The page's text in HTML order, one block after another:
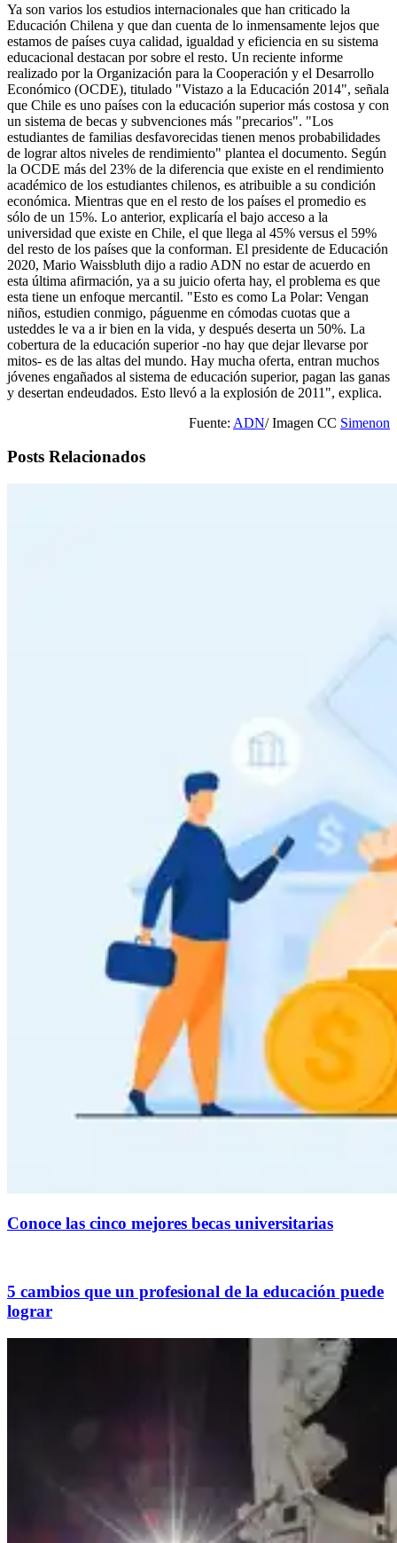
Ya son varios los estudios internacionales que han criticado la
Educación Chilena y que dan cuenta de lo inmensamente lejos que
estamos de países cuya calidad, igualdad y eficiencia en su sistema
educacional destacan por sobre el resto. Un reciente informe
realizado por la Organización para la Cooperación y el Desarrollo
Económico (OCDE), titulado "Vistazo a la Educación 2014", señala
que Chile es uno países con la educación superior más costosa y con
un sistema de becas y subvenciones más "precarios". "Los
estudiantes de familias desfavorecidas tienen menos probabilidades
de lograr altos niveles de rendimiento" plantea el documento. Según
la OCDE más del 23% de la diferencia que existe en el rendimiento
académico de los estudiantes chilenos, es atribuible a su condición
económica. Mientras que en el resto de los países el promedio es
sólo de un 15%. Lo anterior, explicaría el bajo acceso a la
universidad que existe en Chile, el que llega al 45% versus el 59%
del resto de los países que la conforman. El presidente de Educación
2020, Mario Waissbluth dijo a radio ADN no estar de acuerdo en
esta última afirmación, ya a su juicio oferta hay, el problema es que
esta tiene un enfoque mercantil. "Esto es como La Polar: Vengan
niños, estudien conmigo, páguenme en cómodas cuotas que a
usteddes le va a ir bien en la vida, y después deserta un 50%. La
cobertura de la educación superior -no hay que dejar llevarse por
mitos- es de las altas del mundo. Hay mucha oferta, entran muchos
jóvenes engañados al sistema de educación superior, pagan las ganas
y desertan endeudados. Esto llevó a la explosión de 2011", explica.
Fuente: ADN/ Imagen CC Simenon
Posts Relacionados
Conoce las cinco mejores becas universitarias
5 cambios que un profesional de la educación puede
lograr